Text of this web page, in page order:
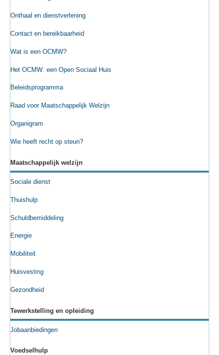
Onthaal en dienstverlening
Contact en bereikbaarheid
Wat is een OCMW?
Het OCMW: een Open Sociaal Huis
Beleidsprogramma
Raad voor Maatschappelijk Welzijn
Organigram
Wie heeft recht op steun?
Maatschappelijk welzijn
Sociale dienst
Thuishulp
Schuldbemiddeling
Energie
Mobiliteit
Huisvesting
Gezondheid
Tewerkstelling en opleiding
Jobaanbiedingen
Voedselhulp